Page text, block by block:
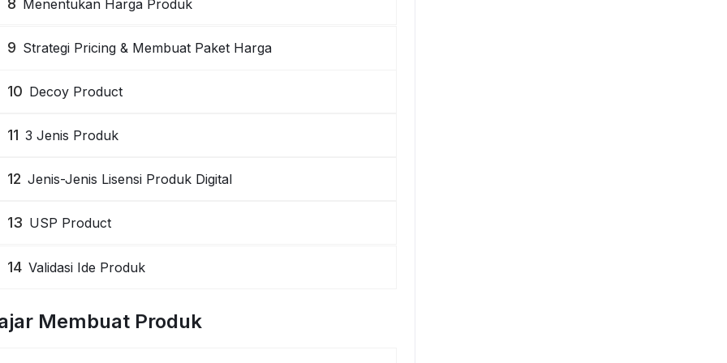
Menentukan Harga Produk
9 Strategi Pricing & Membuat Paket Harga
10 Decoy Product
11 3 Jenis Produk
12 Jenis-Jenis Lisensi Produk Digital
13 USP Product
14 Validasi Ide Produk
Membuat Produk